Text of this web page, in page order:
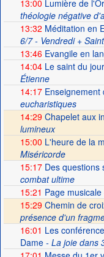
13:00 Lumière de
théologie négative
13:32 Méditation en
6/7 - Vendredi +
13:46Evangile en
14:04Le saint du jour
Étienne
14:17Enseignement
eucharistiques
14:29 Chapelet aux
lumineux
15:00 L'heure de la
Miséricorde
15:17Des questions
combat ultime
15:21 Page musicale
15:29 Chemin de
présence d'un
16:01 Les
Dame- La joie dans